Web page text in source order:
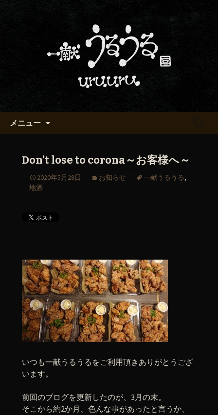
京都・五条でおいしい地酒が飲
める「一献うるうる」のブロ
京都・五条烏丸の町屋居酒屋「一献う
るうる」からのお知らせ
メニュー
Don’t lose to corona～お客様へ～
2020年5月28日 お知らせ 一献うるうる,
地酒
いつも一献うるうるをご利用頂きありがとうござ
います。
前回のブログを更新したのが、3月の末。
そこから約2か月、色んな事があったと言うか、